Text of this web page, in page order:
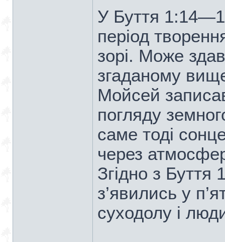
У Буття
період
зорі. Може
згаданому
Мойсей
погляду
саме тоді
через
Згідно з Буття
з’явились у
суходолу і